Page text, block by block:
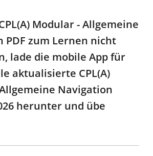
Modular - Allgemeine
PDF zum Lernen nicht
lade die mobile App für
aktualisierte CPL(A)
Navigation
herunter und übe